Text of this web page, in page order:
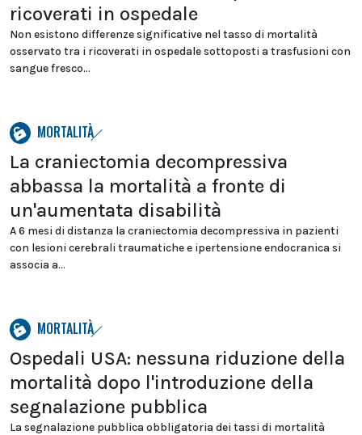
ricoverati in ospedale
Non esistono differenze significative nel tasso di mortalità
osservato tra i ricoverati in ospedale sottoposti a trasfusioni con
sangue fresco...
MORTALITÀ
La craniectomia decompressiva
abbassa la mortalità a fronte di
un'aumentata disabilità
A 6 mesi di distanza la craniectomia decompressiva in pazienti
con lesioni cerebrali traumatiche e ipertensione endocranica si
associa a...
MORTALITÀ
Ospedali USA: nessuna riduzione della
mortalità dopo l'introduzione della
segnalazione pubblica
La segnalazione pubblica obbligatoria dei tassi di mortalità